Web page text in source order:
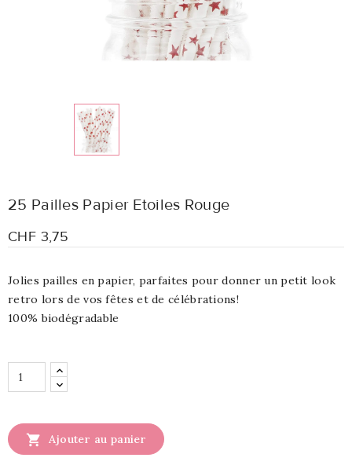
25 Pailles Papier Etoiles Rouge
CHF 3,75
Jolies pailles en papier, parfaites pour donner un petit look
retro lors de vos fêtes et de célébrations!
100% biodégradable
 Ajouter au panier